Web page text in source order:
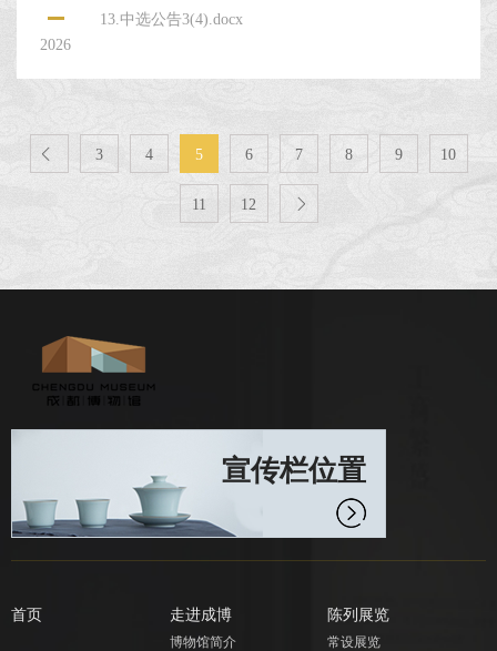
2026
13.中选公告3(4).docx
 3 4 5 6 7 8 9 10
11 12 
宣传栏位置
首页 走进成博
博物馆简介
陈列展览
常设展览